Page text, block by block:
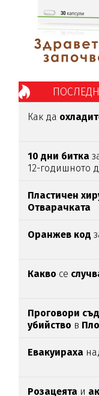
Как да
10 дни битка
12-годишното
Пластичен
Отварачката
Оранжев код
Какво се
Проговори
убийство в
Евакуираха
Розацеята и